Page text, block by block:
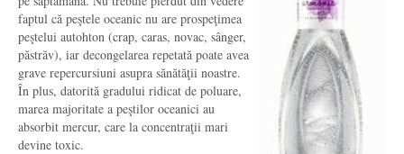
faptul că peştele oceanic nu are prospeţimea
peştelui autohton (crap, caras, novac, sânger,
păstrăv), iar decongelarea repetată poate avea
grave repercursiuni asupra sănătăţii noastre.
În plus, datorită gradului ridicat de poluare,
marea majoritate a peştilor oceanici au
absorbit mercur, care la concentraţii mari
devine toxic.